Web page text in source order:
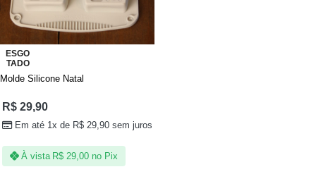
ESGO
TADO
Molde Silicone Natal
R$29,90
Em até 1x de R$ 29,90 sem juros
À vista R$ 29,00 no Pix